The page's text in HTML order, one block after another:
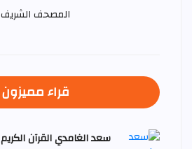
المصحف الشريف
قراء مميزون
سعد الغامدي القرآن الكريم mp3